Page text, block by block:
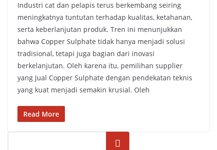
Industri cat dan pelapis terus berkembang seiring
meningkatnya tuntutan terhadap kualitas, ketahanan,
serta keberlanjutan produk. Tren ini menunjukkan
bahwa Copper Sulphate tidak hanya menjadi solusi
tradisional, tetapi juga bagian dari inovasi
berkelanjutan. Oleh karena itu, pemilihan supplier
yang Jual Copper Sulphate dengan pendekatan teknis
yang kuat menjadi semakin krusial. Oleh
Read More
Cari